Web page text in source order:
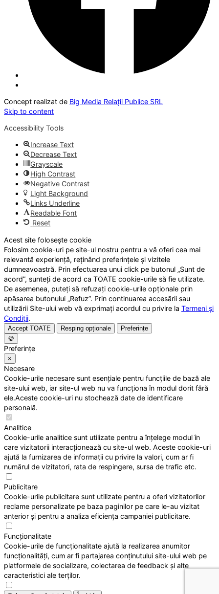
Concept realizat de Big Media Relații Publice SRL
Skip to content
Accessibility Tools
Increase Text
Decrease Text
Grayscale
High Contrast
Negative Contrast
Light Background
Links Underline
Readable Font
Reset
Acest site folosește cookie
Folosim cookie-uri pe site-ul nostru pentru a vă oferi cea mai
relevantă experiență, reținând preferințele și vizitele
dumneavoastră. Prin efectuarea unui click pe butonul „Sunt de
acord”, sunteți de acord ca TOATE cookie-urile să fie utilizate.
De asemenea, puteți să refuzați cookie-urile opționale prin
apăsarea butonului „Refuz”. Prin continuarea accesării sau
utilizării Site-ului web vă exprimați acordul cu privire la Termeni și
Condiții.
Accept TOATE Resping opționale
Preferințe
🍪
Preferințe
×
Necesare
Cookie-urile necesare sunt esențiale pentru funcțiile de bază ale
site-ului web, iar site-ul web nu va funcționa în modul dorit fără
ele.Aceste cookie-uri nu stochează date de identificare
personală.
Analitice
Cookie-urile analitice sunt utilizate pentru a înțelege modul în
care vizitatorii interacționează cu site-ul web. Aceste cookie-uri
ajută la furnizarea de informații cu privire la valori, cum ar fi
numărul de vizitatori, rata de respingere, sursa de trafic etc.
Publicitare
Cookie-urile publicitare sunt utilizate pentru a oferi vizitatorilor
reclame personalizate pe baza paginilor pe care le-au vizitat
anterior și pentru a analiza eficiența campaniei publicitare.
Funcționalitate
Cookie-urile de funcționalitate ajută la realizarea anumitor
funcționalități, cum ar fi partajarea conținutului site-ului web pe
platformele de socializare, colectarea de feedback și alte
caracteristici ale terților.